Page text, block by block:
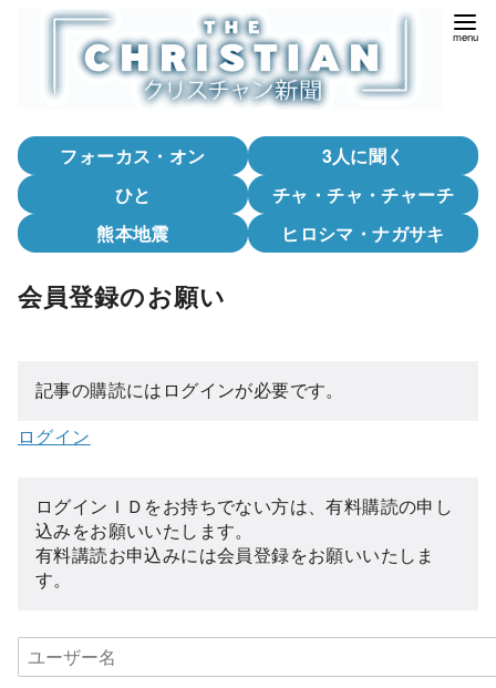
フォーカス・オン
3人に聞く
ひと
チャ・チャ・チャーチ
熊本地震
ヒロシマ・ナガサキ
会員登録のお願い
記事の購読にはログインが必要です。
ログイン
ログインＩＤをお持ちでない方は、有料購読の申し
込みをお願いいたします。
有料講読お申込みには会員登録をお願いいたしま
す。